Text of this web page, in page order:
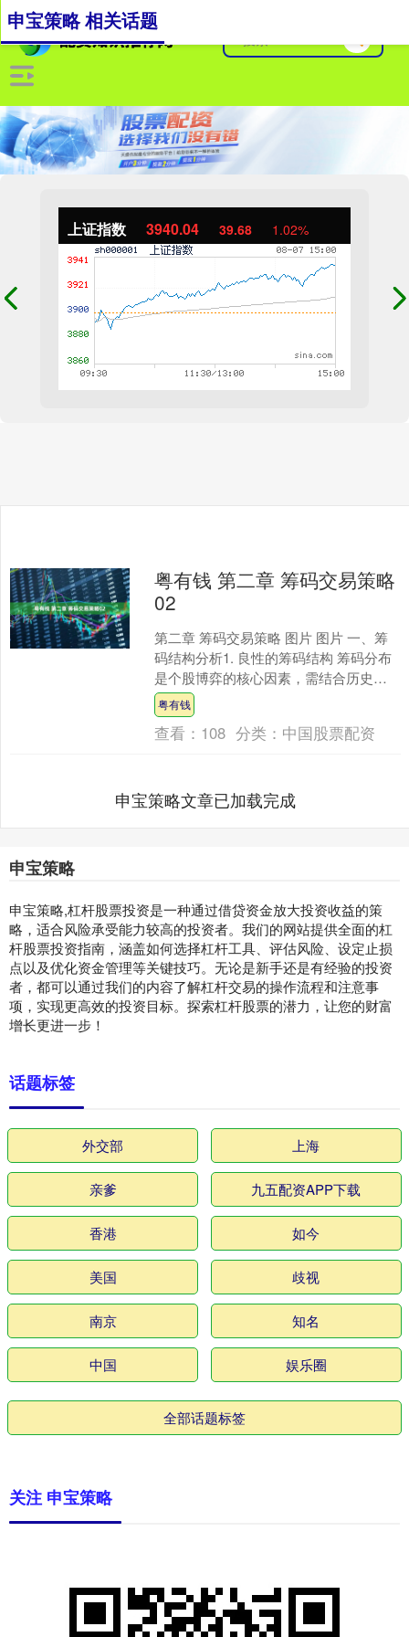
上证指数 3940.04 39.68 1.02%
申宝策略 相关话题
粤有钱 第二章 筹码交易策略
02
第二章 筹码交易策略 图片 图片 一、筹
码结构分析1. 良性的筹码结构 筹码分布
是个股博弈的核心因素，需结合历史筹
码平台、阻力支撑位、成交量等分析。
资金是推动筹....
粤有钱
查看： 108 分类： 中国股票配资
申宝策略文章已加载完成
申宝策略
申宝策略,杠杆股票投资是一种通过借贷资金放大投资收益的策
略，适合风险承受能力较高的投资者。我们的网站提供全面的杠
杆股票投资指南，涵盖如何选择杠杆工具、评估风险、设定止损
点以及优化资金管理等关键技巧。无论是新手还是有经验的投资
者，都可以通过我们的内容了解杠杆交易的操作流程和注意事
项，实现更高效的投资目标。探索杠杆股票的潜力，让您的财富
增长更进一步！
话题标签
外交部 上海
亲爹 九五配资APP下载
香港 如今
美国 歧视
南京 知名
中国 娱乐圈
全部话题标签
关注 申宝策略